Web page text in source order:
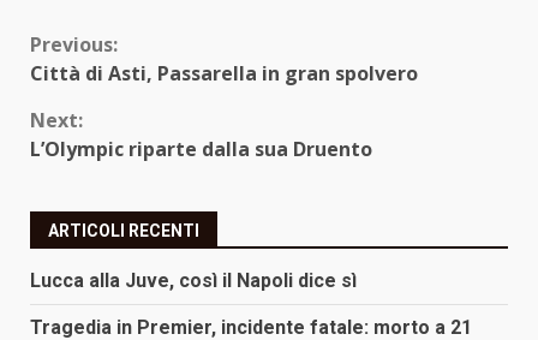
Continue
Previous:
Città di Asti, Passarella in gran spolvero
Next:
L’Olympic riparte dalla sua Druento
ARTICOLI RECENTI
Lucca alla Juve, così il Napoli dice sì
Tragedia in Premier, incidente fatale: morto a 21